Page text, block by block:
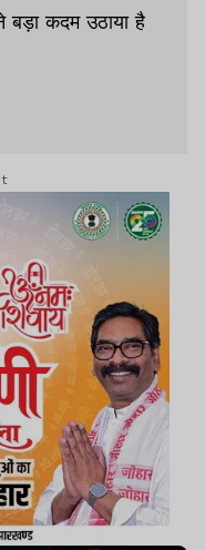
बड़ा कदम उठाया है